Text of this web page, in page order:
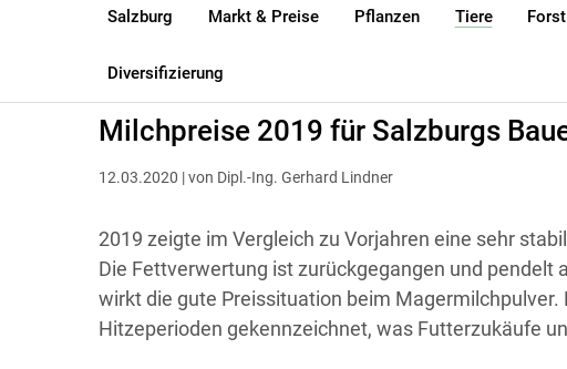
Salzburg Markt & Preise Pflanzen Tiere
(current)1
Forst
Diversifizierung
LK Salzburg Tiere
Milchpreise 2019 für Salzburgs
12.03.2020 | von Dipl.-Ing. Gerhard Lindner
2019 zeigte im Vergleich zu Vorjahren eine sehr
Die Fettverwertung ist zurückgegangen und
wirkt die gute Preissituation beim Magermilchpulver.
Hitzeperioden gekennzeichnet, was Futterzukäufe